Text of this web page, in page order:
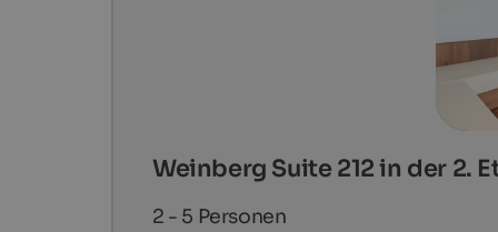
Weinberg Suite 212 in der 2.
2 - 5 Personen